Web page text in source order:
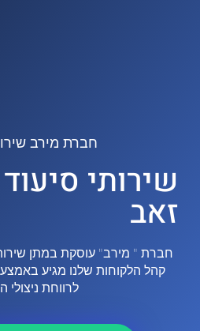
חברת מירב
שירותי
זאב
חברת " מירב" עוסקת במתן
קהל הלקוחות שלנו מגיע
לרווחת ניצולי